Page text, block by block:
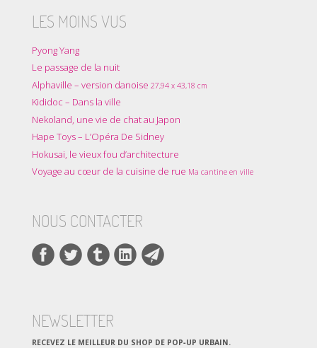
LES MOINS VUS
Pyong Yang
Le passage de la nuit
Alphaville – version danoise 27,94 x 43,18 cm
Kididoc – Dans la ville
Nekoland, une vie de chat au Japon
Hape Toys – L’Opéra De Sidney
Hokusai, le vieux fou d’architecture
Voyage au cœur de la cuisine de rue Ma cantine en ville
NOUS CONTACTER
NEWSLETTER
RECEVEZ LE MEILLEUR DU SHOP DE POP‑UP URBAIN.